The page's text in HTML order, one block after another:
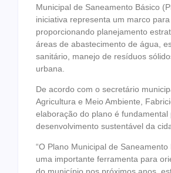
Municipal de Saneamento Básico
iniciativa representa um marco para
proporcionando planejamento
áreas de abastecimento de água,
sanitário, manejo de resíduos
urbana.
De acordo com o secretário
Agricultura e Meio Ambiente,
elaboração do plano é fundamental
desenvolvimento sustentável da
“O Plano Municipal de Saneamento
uma importante ferramenta para